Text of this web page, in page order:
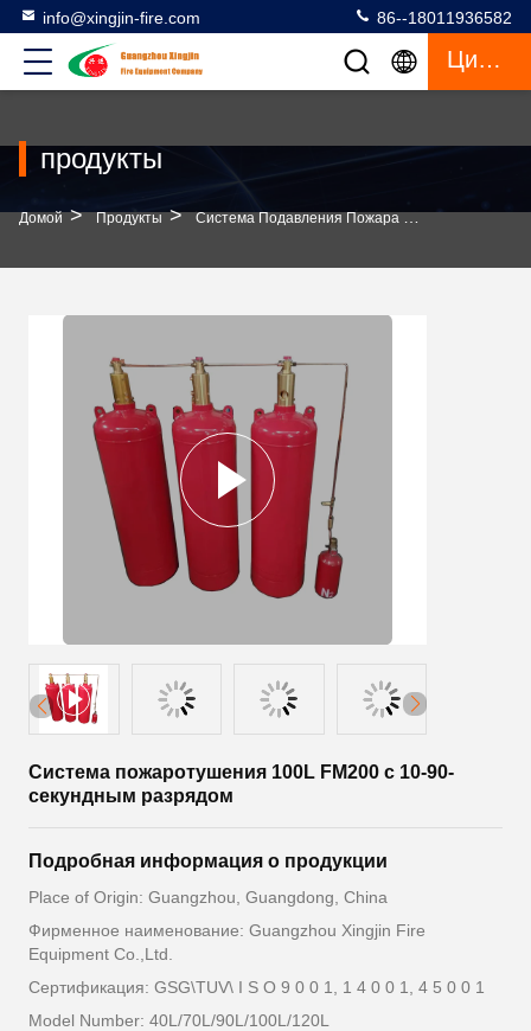
info@xingjin-fire.com 86--18011936582
Цитата
продукты
Домой > Продукты > Система Подавления Пожара FM200 >
Система пожаротушения 100L FM200 с 10-90-
секундным разрядом
Подробная информация о продукции
Place of Origin: Guangzhou, Guangdong, China
Фирменное наименование: Guangzhou Xingjin Fire
Equipment Co.,Ltd.
Сертификация: GSG\TUV\ I S O 9 0 0 1, 1 4 0 0 1, 4 5 0 0 1
Model Number: 40L/70L/90L/100L/120L